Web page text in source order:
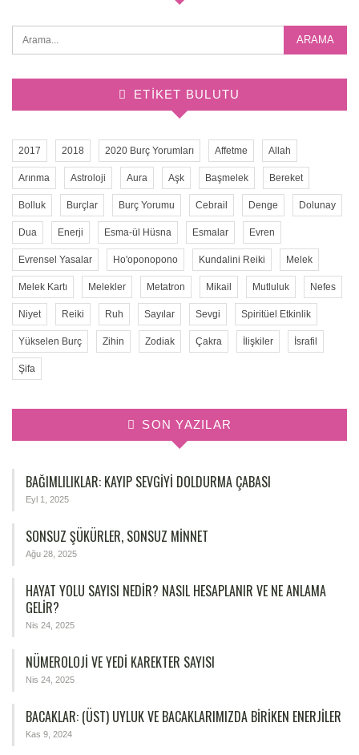
ETIKET BULUTU
2017 2018 2020 Burç Yorumları Affetme Allah
Arınma Astroloji Aura Aşk Başmelek Bereket
Bolluk Burçlar Burç Yorumu Cebrail Denge Dolunay
Dua Enerji Esma-ül Hüsna Esmalar Evren
Evrensel Yasalar Ho'oponopono Kundalini Reiki Melek
Melek Kartı Melekler Metatron Mikail Mutluluk Nefes
Niyet Reiki Ruh Sayılar Sevgi Spiritüel Etkinlik
Yükselen Burç Zihin Zodiak Çakra İlişkiler İsrafil
Şifa
SON YAZILAR
BAĞIMLILIKLAR: KAYIP SEVGIYI DOLDURMA ÇABASI
Eyl 1, 2025
SONSUZ ŞÜKÜRLER, SONSUZ MINNET
Ağu 28, 2025
HAYAT YOLU SAYISI NEDIR? NASIL HESAPLANIR VE NE ANLAMA
GELIR?
Nis 24, 2025
NÜMEROLOJİ VE YEDİ KAREKTER SAYISI
Nis 24, 2025
BACAKLAR: (ÜST) UYLUK VE BACAKLARIMIZDA BIRIKEN ENERJILER
Kas 9, 2024